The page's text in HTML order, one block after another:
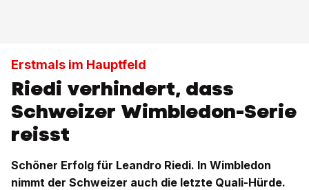
Erstmals im Hauptfeld
Riedi verhindert, dass
Schweizer Wimbledon-Serie
reisst
Schöner Erfolg für Leandro Riedi. In Wimbledon
nimmt der Schweizer auch die letzte Quali-Hürde.